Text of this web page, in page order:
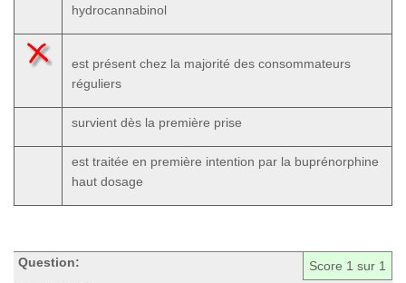
hydrocannabinol
est présent chez la majorité des consommateurs
réguliers
survient dès la première prise
est traitée en première intention par la buprénorphine
haut dosage
Score 1 sur 1
Question: